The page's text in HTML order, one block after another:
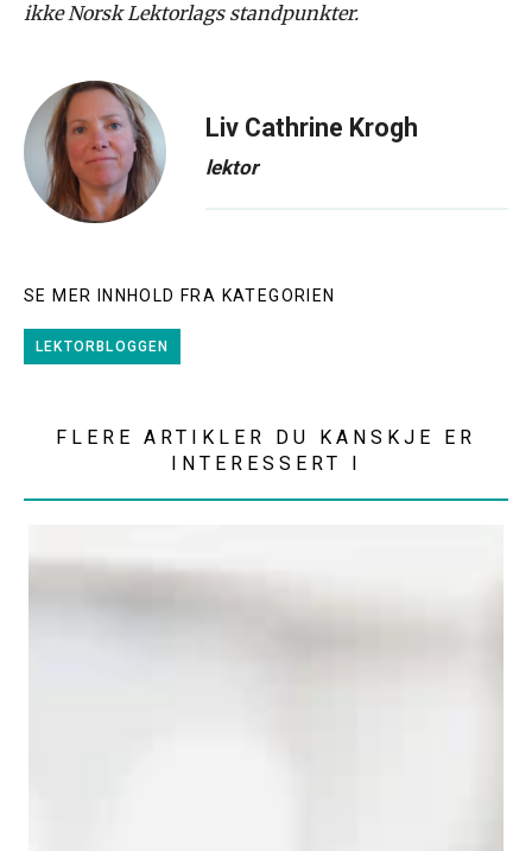
Liv Cathrine Krogh
lektor
ikke Norsk Lektorlags standpunkter.
SE MER INNHOLD FRA KATEGORIEN
LEKTORBLOGGEN
FLERE ARTIKLER DU KANSKJE ER
INTERESSERT I